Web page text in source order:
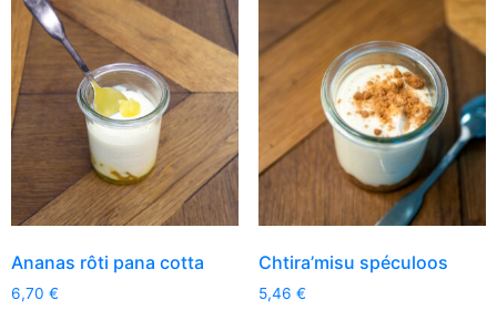
Ananas rôti pana cotta
6,70 €
Chtira’misu spéculoos
5,46 €